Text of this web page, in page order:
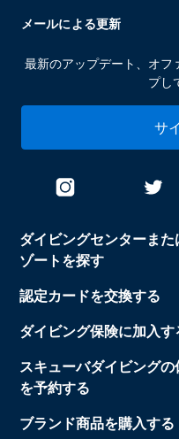
ダイビングセンターまた
ゾートを探す
認定カードを交換する
ダイビング保険に加入す
スキューバダイビングの
を予約する
ブランド商品を購入する
メールによる更新
最新のアップデート、オフ
プし
サ